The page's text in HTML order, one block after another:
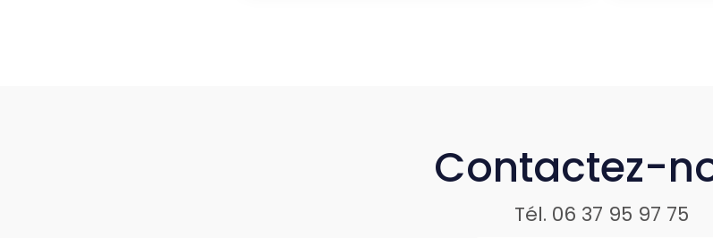
Contactez-
Tél. 06 37 95 97 75